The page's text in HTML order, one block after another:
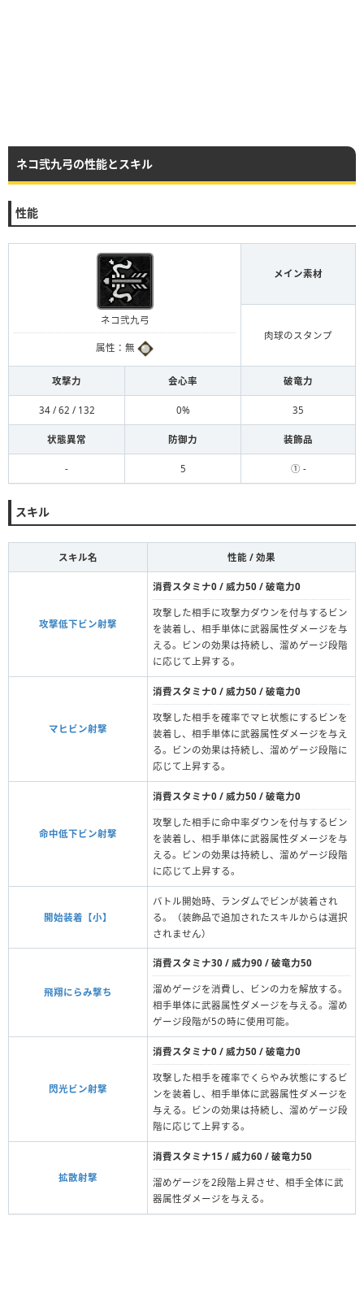
ネコ弐九弓の性能とスキル
性能
ネコ弐九弓
属性：無
メイン素材
肉球のスタンプ
攻撃力 会心率 破竜力
34 / 62 / 132 0% 35
状態異常 防御力 装飾品
- 5 ① -
スキル
スキル名 性能 / 効果
攻撃低下ビン射撃
消費スタミナ0 / 威力50 / 破竜力0
攻撃した相手に攻撃力ダウンを付与するビン
を装着し、相手単体に武器属性ダメージを与
える。ビンの効果は持続し、溜めゲージ段階
に応じて上昇する。
マヒビン射撃
消費スタミナ0 / 威力50 / 破竜力0
攻撃した相手を確率でマヒ状態にするビンを
装着し、相手単体に武器属性ダメージを与え
る。ビンの効果は持続し、溜めゲージ段階に
応じて上昇する。
命中低下ビン射撃
消費スタミナ0 / 威力50 / 破竜力0
攻撃した相手に命中率ダウンを付与するビン
を装着し、相手単体に武器属性ダメージを与
える。ビンの効果は持続し、溜めゲージ段階
に応じて上昇する。
開始装着【小】
バトル開始時、ランダムでビンが装着され
る。（装飾品で追加されたスキルからは選択
されません）
飛翔にらみ撃ち
消費スタミナ30 / 威力90 / 破竜力50
溜めゲージを消費し、ビンの力を解放する。
相手単体に武器属性ダメージを与える。溜め
ゲージ段階が5の時に使用可能。
閃光ビン射撃
消費スタミナ0 / 威力50 / 破竜力0
攻撃した相手を確率でくらやみ状態にするビ
ンを装着し、相手単体に武器属性ダメージを
与える。ビンの効果は持続し、溜めゲージ段
階に応じて上昇する。
拡散射撃
消費スタミナ15 / 威力60 / 破竜力50
溜めゲージを2段階上昇させ、相手全体に武
器属性ダメージを与える。